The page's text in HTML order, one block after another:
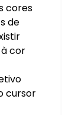
cores
de
cor
cursor